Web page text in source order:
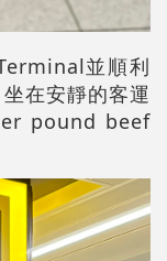
並順利
在安靜的客運
pound beef